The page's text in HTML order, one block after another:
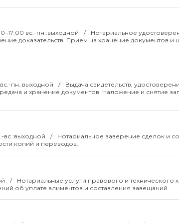
вс.-пн.:выходной
Нотариальное
доказательств. Прием на хранение документов и
пн.:выходной
Выдача свидетельств,
и хранение документов. Наложение и снятие
вс.:выходной
Нотариальное заверение сделок и
копий и переводов.
Нотариальные услуги правового и технического
об уплате алиментов и составления завещаний.